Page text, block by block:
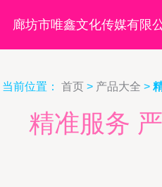
廊坊市唯鑫文化传媒有限
当前位置： 首页 > 产品大全 >
精准服务